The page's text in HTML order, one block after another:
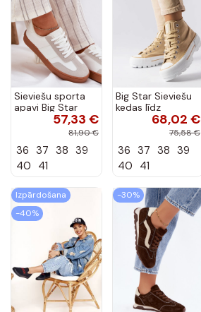
Sieviešu sporta
apavi Big Star
RR274804 baltā
57,33 €
81,90 €
36 37 38 39
40 41
Big Star Sieviešu
kedas līdz
potītēm68,02 €
75,58 €
36 37 38 39
40 41
Izpārdošana
-40%
-30%